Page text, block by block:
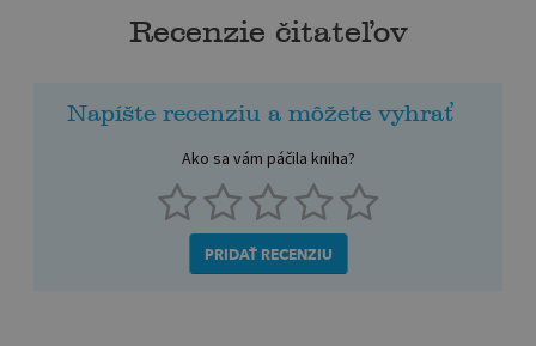
Recenzie čitateľov
Napíšte recenziu a môžete vyhrať
Ako sa vám páčila kniha?
PRIDAŤ RECENZIU